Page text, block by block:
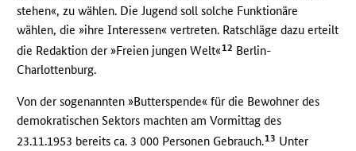
stehen«, zu wählen. Die Jugend soll solche Funktionäre
wählen, die »ihre Interessen« vertreten. Ratschläge dazu erteilt
die Redaktion der »Freien jungen Welt«12 Berlin-
Charlottenburg.
Von der sogenannten »Butterspende« für die Bewohner des
demokratischen Sektors machten am Vormittag des
23.11.1953 bereits ca. 3 000 Personen Gebrauch.13 Unter